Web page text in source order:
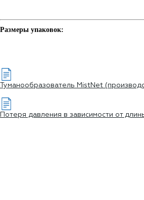
Размеры упаковок:
Туманообразователь MistNet
Потеря давления в зависимости от